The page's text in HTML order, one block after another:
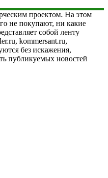
проектом. На этом
не покупают, ни какие
собой ленту
kommersant.ru,
без искажения,
публикуемых новостей